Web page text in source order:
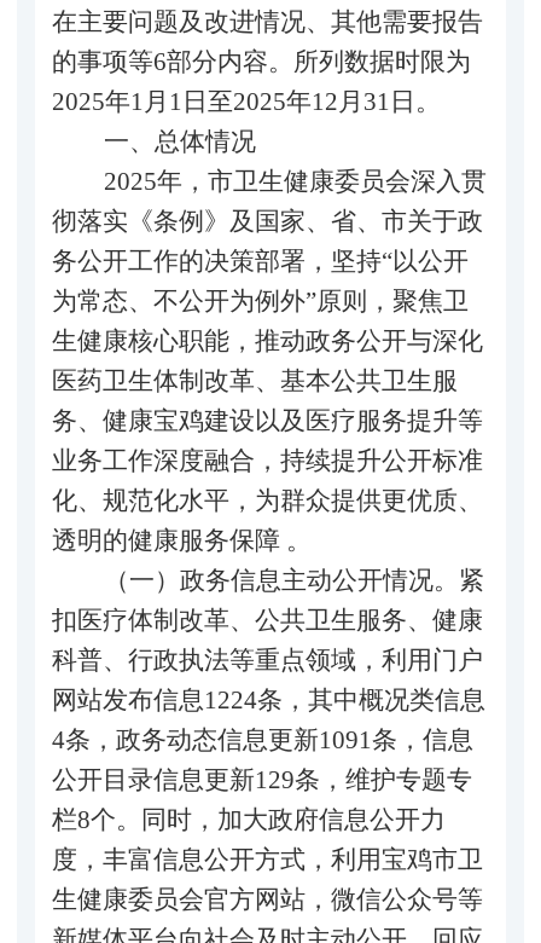
在主要问题及改进情况、其他需要报告
的事项等6部分内容。所列数据时限为
2025年1月1日至2025年12月31日。
一、总体情况
2025年，市卫生健康委员会深入贯
彻落实《条例》及国家、省、市关于政
务公开工作的决策部署，坚持“以公开
为常态、不公开为例外”原则，聚焦卫
生健康核心职能，推动政务公开与深化
医药卫生体制改革、基本公共卫生服
务、健康宝鸡建设以及医疗服务提升等
业务工作深度融合，持续提升公开标准
化、规范化水平，为群众提供更优质、
透明的健康服务保障 。
（一）政务信息主动公开情况。紧
扣医疗体制改革、公共卫生服务、健康
科普、行政执法等重点领域， 利用门户
网站发布信息1224条，其中概况类信息
4条，政务动态信息更新1091条，信息
公开目录信息更新129条，维护专题专
栏8个。同时，加大政府信息公开力
度，丰富信息公开方式，利用宝鸡市卫
生健康委员会官方网站，微信公众号等